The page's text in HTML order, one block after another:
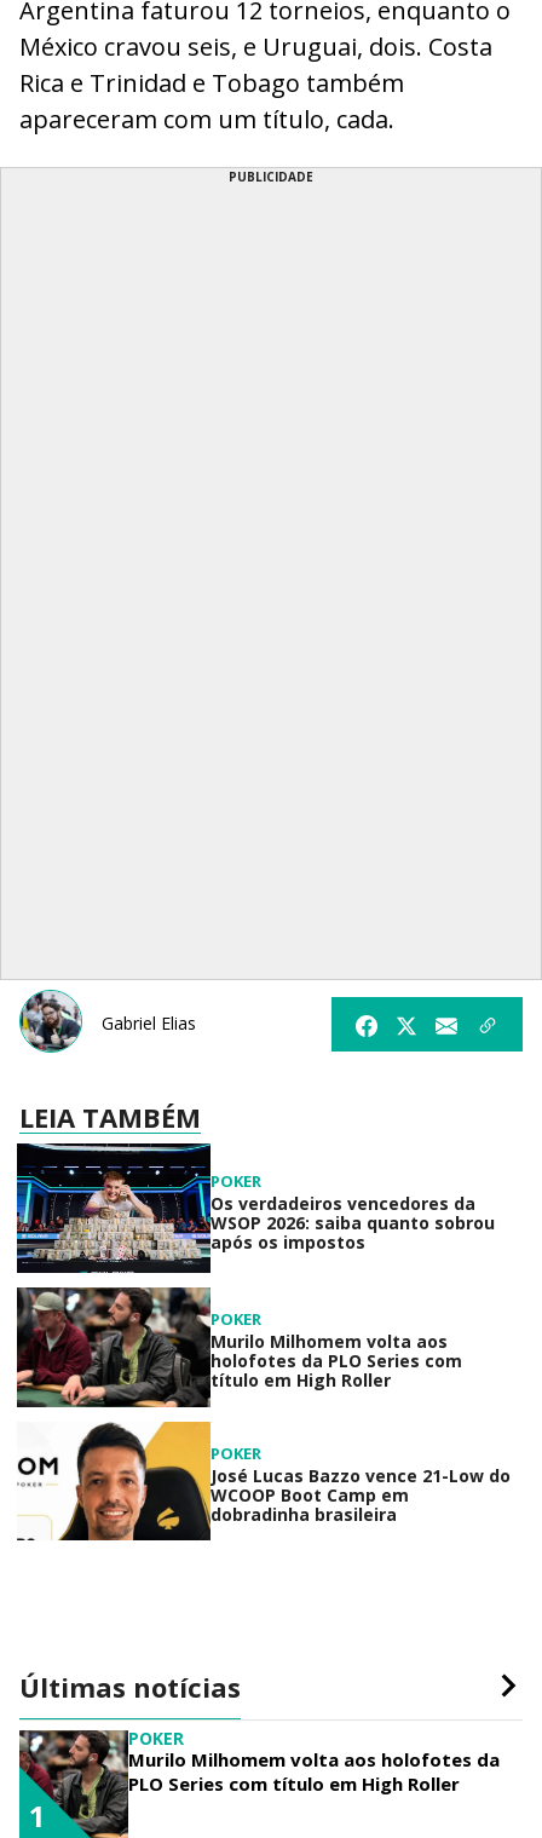
Argentina faturou 12 torneios, enquanto o
México cravou seis, e Uruguai, dois. Costa
Rica e Trinidad e Tobago também
apareceram com um título, cada.
PUBLICIDADE
Gabriel Elias
LEIA TAMBÉM
POKER
Os verdadeiros vencedores da
WSOP 2026: saiba quanto sobrou
após os impostos
POKER
Murilo Milhomem volta aos
holofotes da PLO Series com
título em High Roller
POKER
José Lucas Bazzo vence 21-Low do
WCOOP Boot Camp em
dobradinha brasileira
Últimas notícias
POKER
Murilo Milhomem volta aos holofotes da
PLO Series com título em High Roller
1